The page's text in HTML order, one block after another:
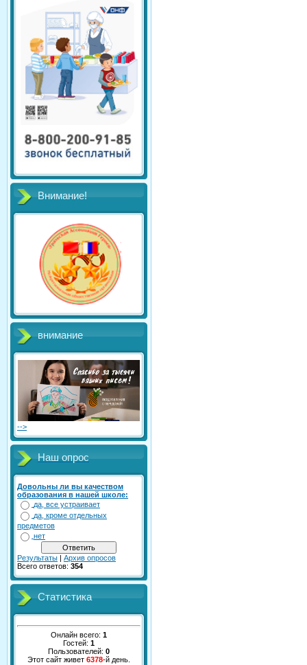
Внимание!
внимание
-->
Наш опрос
Довольны ли вы качеством
образования в нашей школе:
да, все устраивает
да, кроме отдельных
предметов
нет
Результаты | Архив опросов
Всего ответов: 354
Статистика
Онлайн всего: 1
Гостей: 1
Пользователей: 0
Этот сайт живет 6378-й день.